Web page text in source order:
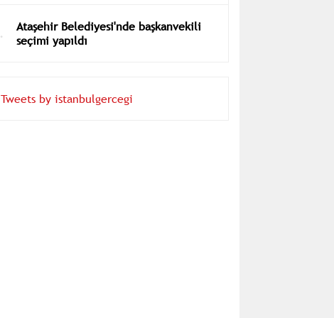
Ataşehir Belediyesi'nde başkanvekili
seçimi yapıldı
Tweets by istanbulgercegi